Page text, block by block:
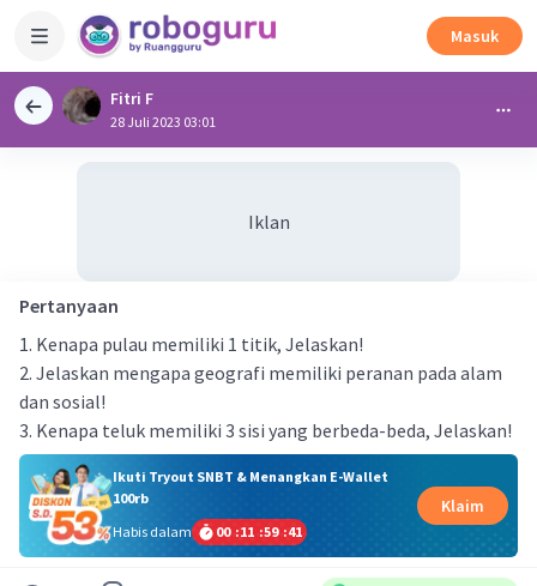
Masuk
Fitri F
28 Juli 2023 03:01
Iklan
Pertanyaan
1. Kenapa pulau memiliki 1 titik, Jelaskan!
2. Jelaskan mengapa geografi memiliki peranan pada alam
dan sosial!
3. Kenapa teluk memiliki 3 sisi yang berbeda-beda, Jelaskan!
Ikuti Tryout SNBT & Menangkan E-Wallet
100rb
Habis dalam
00 :11 :59 :41
Klaim